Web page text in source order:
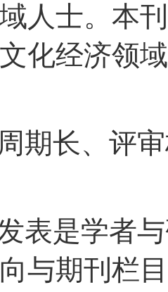
人士。本
化经济领
期长、评
表是学者
与期刊栏